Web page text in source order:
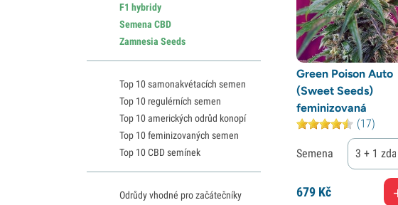
Green Poison Auto
(Sweet Seeds)
feminizovaná
(17)
Semena 3 + 1
679 Kč
F1 hybridy
Semena CBD
Zamnesia Seeds
Top 10 samonakvétacích semen
Top 10 regulérních semen
Top 10 amerických odrůd konopí
Top 10 feminizovaných semen
Top 10 CBD semínek
Odrůdy vhodné pro začátečníky